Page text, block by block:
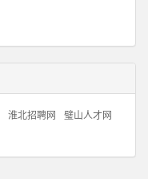
淮北招聘网
璧山人才网